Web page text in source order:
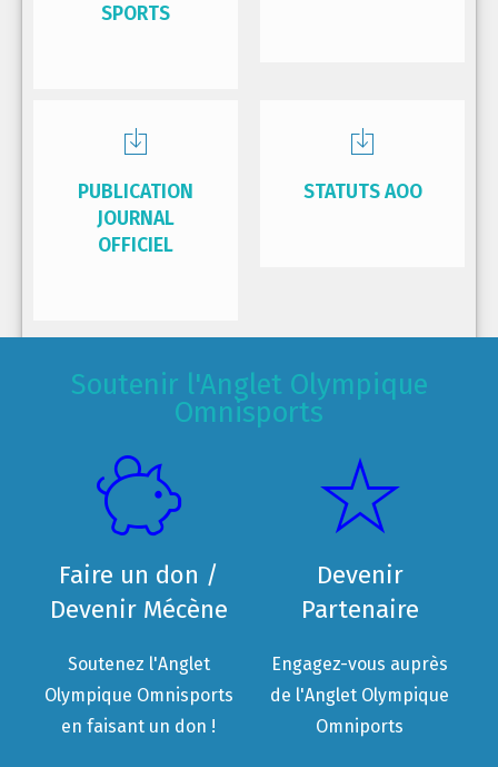
SPORTS
PUBLICATION
JOURNAL
OFFICIEL
STATUTS AOO
Soutenir l'Anglet Olympique
Omnisports
Faire un don /
Devenir Mécène
Soutenez l'Anglet
Olympique Omnisports
en faisant un don !
Devenir
Partenaire
Engagez-vous auprès
de l'Anglet Olympique
Omniports